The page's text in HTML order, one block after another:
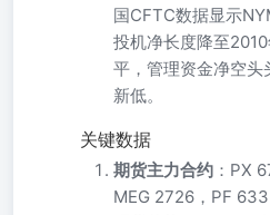
国CFTC数据显示
投机净长度降至
平，管理资金净空
新低。
关键数据
期货主力合约 ：PX
MEG 2726，PF 633